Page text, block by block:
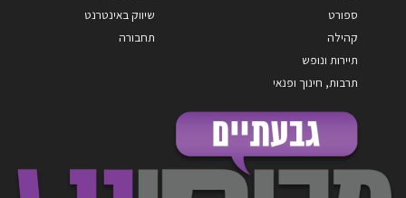
ספורט
קהילה
תיירות ונופש
תרבות, חינוך ופנאי
שיווק באינטרנט
תחבורה